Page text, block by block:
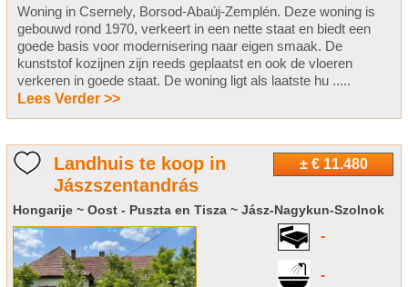
Woning in Csernely, Borsod-Abaúj-Zemplén. Deze woning is
gebouwd rond 1970, verkeert in een nette staat en biedt een
goede basis voor modernisering naar eigen smaak. De
kunststof kozijnen zijn reeds geplaatst en ook de vloeren
verkeren in goede staat. De woning ligt als laatste hu .....
Lees Verder >>
± € 11.480
Landhuis te koop in
Jászszentandrás
Hongarije ~ Oost - Puszta en Tisza ~ Jász-Nagykun-Szolnok
-
-